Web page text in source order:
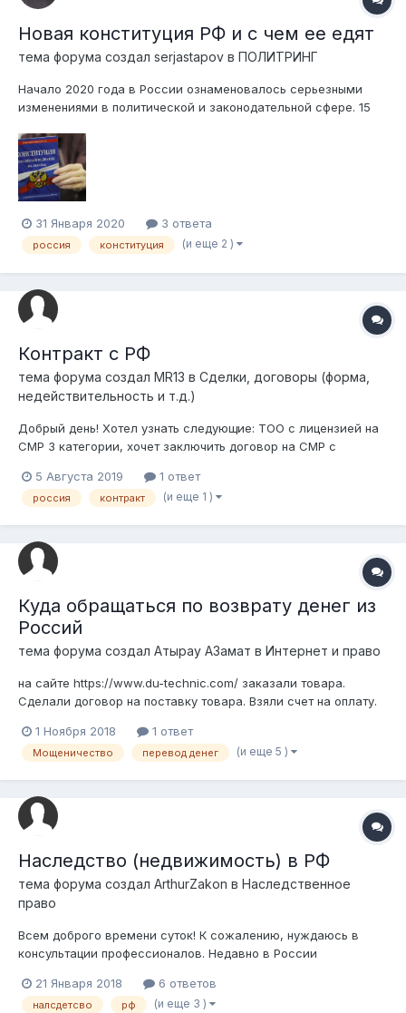
Новая конституция РФ и с чем ее едят
тема форума создал serjastapov в ПОЛИТРИНГ
Начало 2020 года в России ознаменовалось серьезными
изменениями в политической и законодательной сфере. 15
внесении поправок в Конституцию Российской Федерации, а
уже 25 января Госдума РФ единогласно приняла внесенный
президентом законопроект в первом...
31 Января 2020 3 ответа
россия конституция (и еще 2 )
Контракт с РФ
тема форума создал MR13 в Сделки, договоры (форма,
недействительность и т.д.)
Добрый день! Хотел узнать следующие: ТОО с лицензией на
СМР 3 категории, хочет заключить договор на СМР с
РФ. В данном случае лучше открыть там филиал? или
работать самой ТОО по договору?
5 Августа 2019 1 ответ
россия контракт (и еще 1 )
Куда обращаться по возврату денег из
Россий
тема форума создал Атырау АЗамат в Интернет и право
на сайте https://www.du-technic.com/ заказали товара.
Сделали договор на поставку товара. Взяли счет на оплату.
разными номерами и Казахстанские номера и российские
номера. Надо Взят под контроль наверное многих обманули.
1 Ноября 2018 1 ответ
Мощеничество перевод денег (и еще 5 )
Наследство (недвижимость) в РФ
тема форума создал ArthurZakon в Наследственное
право
Всем доброго времени суток! К сожалению, нуждаюсь в
консультации профессионалов. Недавно в России
двоюродная бабушка. Я и мой отец являемся её
ближайшими родственниками. Мы проживаем в Казахстане.
21 Января 2018 6 ответов
налсдетсво рф (и еще 3 )